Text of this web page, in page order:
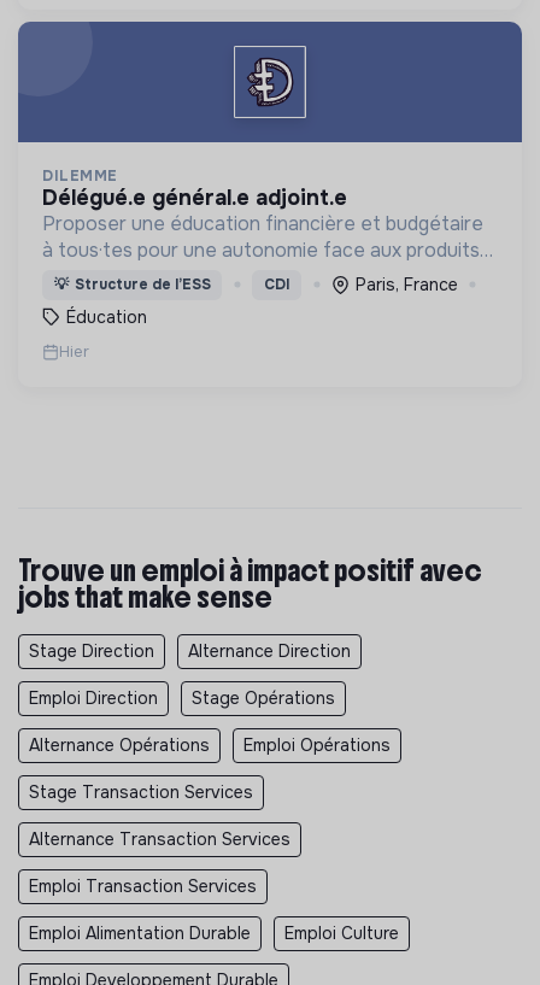
DILEMME
délégué.e général.e adjoint.e
Proposer une éducation financière et budgétaire
à tous·tes pour une autonomie face aux produits
financiers, bancaires et assurantiels et briser le
tabou autour de l'argent.
💡 Structure de l’ESS CDI
Paris, France
Éducation
Hier
Trouve un emploi à impact positif avec
jobs that make sense
Stage Direction Alternance Direction
Emploi Direction Stage Opérations
Alternance Opérations Emploi Opérations
Stage Transaction Services
Alternance Transaction Services
Emploi Transaction Services
Emploi Alimentation Durable Emploi Culture
Emploi Developpement Durable